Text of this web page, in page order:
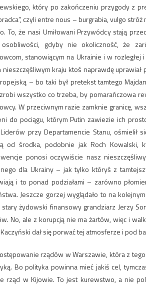
który po zakończeniu przygody z
czyli entre nous – burgrabia, vulgo
To, że nasi Umiłowani Przywódcy stają
gdyby nie okoliczność, że
stanowiącym na Ukrainie i w
nieszczęśliwym kraju ktoś naprawdę
– bo taki był pretekst tamtego
wszystko co trzeba, by pomarańczowa
W przeciwnym razie zamknie granicę,
do pociągu, którym Putin zawiezie ich
Liderów przy Departamencie Stanu,
od środka, podobnie jak Roch Kowalski,
ponosi oczywiście nasz
dla Ukrainy – jak tylko któryś z
i to ponad podziałami – zarówno
Jeszcze gorzej wyglądało to na
żydowski finansowy grandziarz Jerzy
No, ale z korupcją nie ma żartów, więc i
dał się porwać tej atmosferze i pod
rządów w Warszawie, która z
Bo polityka powinna mieć jakiś cel,
rząd w Kijowie. To jest kurewstwo, a nie